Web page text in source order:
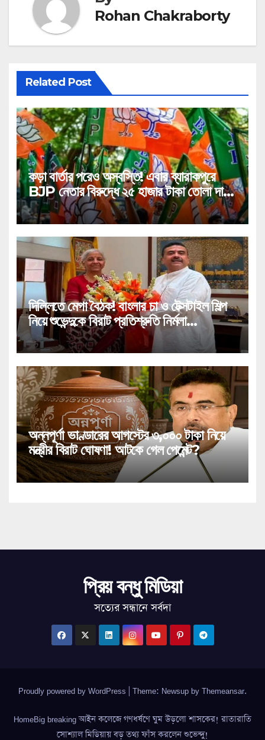
Rohan Chakraborty
Related Post
কড়া বার্তার পরেও অস্বস্তি! এবার ব্যারাকপুরে
BJP নেতার বিরুদ্ধে ২৫ হাজার টাকা তোলা দাবির
গুরুতর অভিযোগ, ভাইরাল অডিও!
দিল্লিতে মেগা বৈঠক! বাংলার চা ও টেক্সটাইল শিল্প
নিয়ে শুভেন্দুকে বিরাট প্রতিশ্রুতি নির্মলা
সীতারামণের!
অন্নপূর্ণা ভাণ্ডারের আগস্টের ৩,০০০ টাকা নিয়ে
মন্ত্রীর বিরাট ঘোষণা! আটকে গেল পেমেন্ট?
প্রিয় বন্ধু মিডিয়া
সত্যের সন্ধানে সর্বদা
Proudly powered by WordPress Theme: Newsup by Themeansar.
HomeBig breaking আইন কলেজে গণধর্ষণে ঘুম উড়লো শাসকের! রাতারাতি
সোশ্যাল মিডিয়ায় বড় তথ্য ফাঁস করলেন শুভেন্দু!